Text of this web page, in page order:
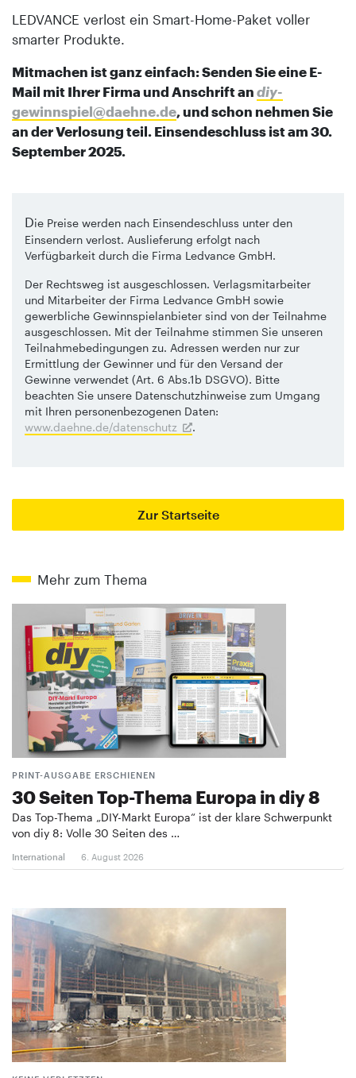
LEDVANCE verlost ein Smart-Home-Paket voller
smarter Produkte.
Mitmachen ist ganz einfach: Senden Sie eine E-
Mail mit Ihrer Firma und Anschrift an diy-
gewinnspiel@daehne.de, und schon nehmen Sie
an der Verlosung teil. Einsendeschluss ist am 30.
September 2025.
Die Preise werden nach Einsendeschluss unter den
Einsendern verlost. Auslieferung erfolgt nach
Verfügbarkeit durch die Firma Ledvance GmbH.
Der Rechtsweg ist ausgeschlossen. Verlagsmitarbeiter
und Mitarbeiter der Firma Ledvance GmbH sowie
gewerbliche Gewinnspielanbieter sind von der Teilnahme
ausgeschlossen. Mit der Teilnahme stimmen Sie unseren
Teilnahmebedingungen zu. Adressen werden nur zur
Ermittlung der Gewinner und für den Versand der
Gewinne verwendet (Art. 6 Abs.1b DSGVO). Bitte
beachten Sie unsere Datenschutzhinweise zum Umgang
mit Ihren personenbezogenen Daten:
www.daehne.de/datenschutz
.
Zur Startseite
Mehr zum Thema
PRINT-AUSGABE ERSCHIENEN
30 Seiten Top-Thema Europa in diy 8
Das Top-Thema „DIY-Markt Europa“ ist der klare Schwerpunkt
von diy 8: Volle 30 Seiten des …
International 6. August 2026